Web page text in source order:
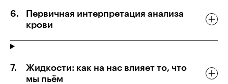
Первичная интерпретация анализа
крови
Жидкости: как на нас влияет то, что
мы пьём